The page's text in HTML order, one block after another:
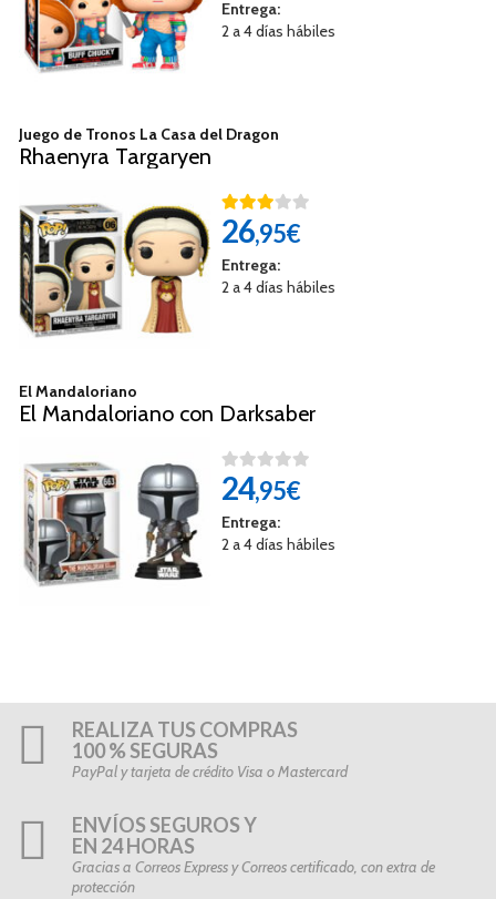
Entrega:
2 a 4 días hábiles
Juego de Tronos La Casa del Dragon
Rhaenyra Targaryen
26,95€
Entrega:
2 a 4 días hábiles
El Mandaloriano
El Mandaloriano con Darksaber
24,95€
Entrega:
2 a 4 días hábiles
REALIZA TUS COMPRAS
100 % SEGURAS
PayPal y tarjeta de crédito Visa o Mastercard
ENVÍOS SEGUROS Y
EN 24 HORAS
Gracias a Correos Express y Correos certificado, con extra de
protección